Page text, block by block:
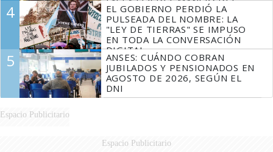
FUEGO
4
EL GOBIERNO PERDIÓ LA
PULSEADA DEL NOMBRE: LA
"LEY DE TIERRAS" SE IMPUSO
EN TODA LA CONVERSACIÓN
DIGITAL
5
ANSES: CUÁNDO COBRAN
JUBILADOS Y PENSIONADOS EN
AGOSTO DE 2026, SEGÚN EL
DNI
Espacio Publicitario
Espacio Publicitario